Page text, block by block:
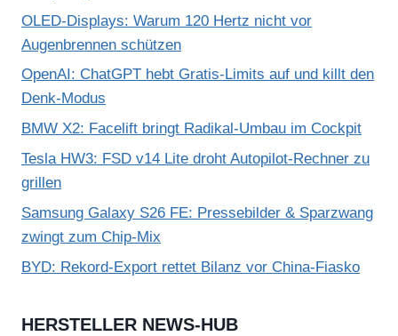
OLED-Displays: Warum 120 Hertz nicht vor
Augenbrennen schützen
OpenAI: ChatGPT hebt Gratis-Limits auf und killt den
Denk-Modus
BMW X2: Facelift bringt Radikal-Umbau im Cockpit
Tesla HW3: FSD v14 Lite droht Autopilot-Rechner zu
grillen
Samsung Galaxy S26 FE: Pressebilder & Sparzwang
zwingt zum Chip-Mix
BYD: Rekord-Export rettet Bilanz vor China-Fiasko
HERSTELLER NEWS-HUB